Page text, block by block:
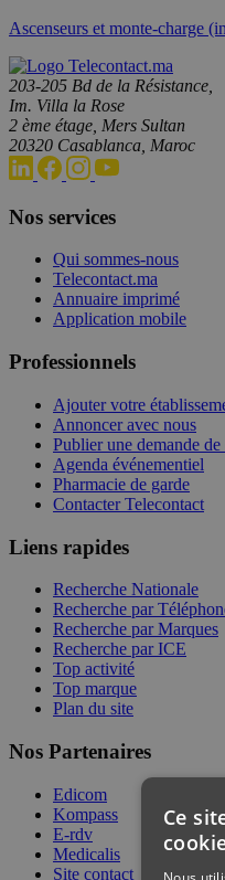
Ascenseurs et monte-charge
203-205 Bd de la Résistance,
Im. Villa la Rose
2 ème étage, Mers Sultan
20320 Casablanca, Maroc
Nos services
Qui sommes-nous
Telecontact.ma
Annuaire imprimé
Application mobile
Professionnels
Ajouter votre
Annoncer avec nous
Publier une demande de
Agenda événementiel
Pharmacie de garde
Contacter Telecontact
Liens rapides
Recherche Nationale
Recherche par
Recherche par Marques
Recherche par ICE
Top activité
Top marque
Plan du site
Nos Partenaires
Edicom
Kompass
E-rdv
Medicalis
Site contact
Ce